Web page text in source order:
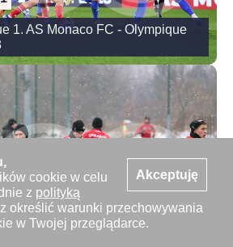
Akceptuję
cookie w celu
z polityką
określić warunki przechowywania
w Twojej przeglądarce.
1. AS Monaco FC - Olympique